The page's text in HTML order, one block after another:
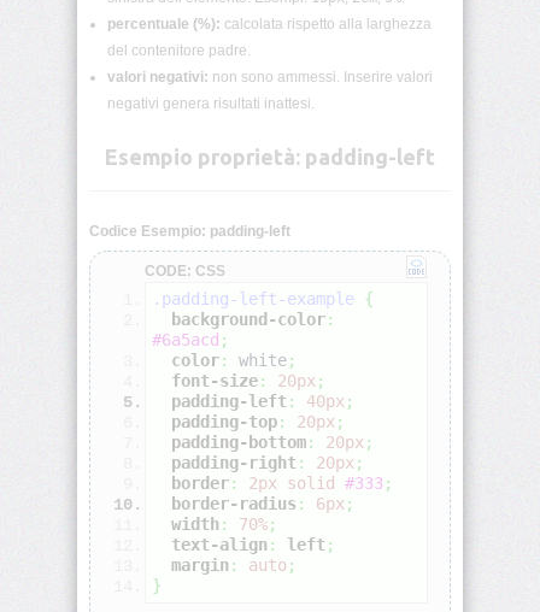
Commenti
align-
content
align-
items
align-
self
all
animation
animation-
percentuale (%): calcolata rispetto alla larghezza
del contenitore padre.
valori negativi: non sono ammessi. Inserire valori
negativi genera risultati inattesi.
Esempio proprietà: padding-left
Codice Esempio: padding-left
CODE: CSS
.padding-left-example
{
background-color:
#6a5acd ;
color: white;
font-size: 20px ;
padding-left : 40px ;
padding-top: 20px ;
padding-bottom: 20px ;
padding-right : 20px ;
border: 2px solid #333 ;
border-radius : 6px ;
width : 70%;
text-align : left ;
margin : auto ;
}